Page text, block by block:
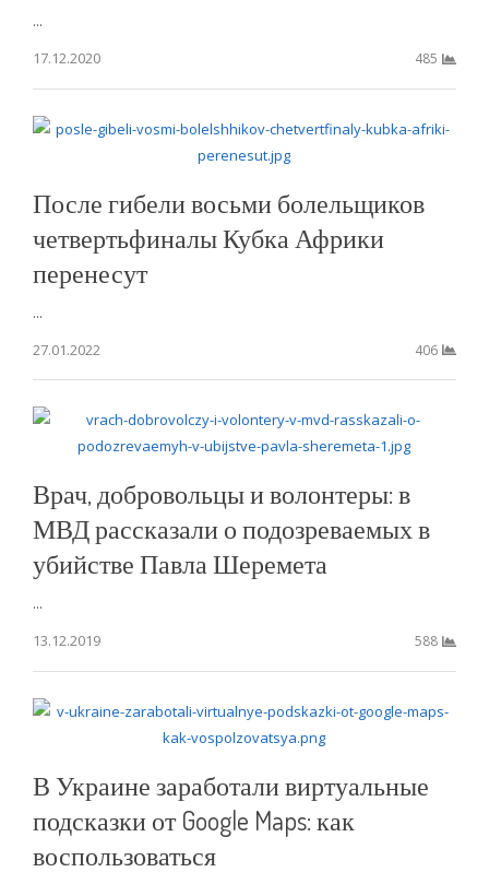
...
17.12.2020
485
После гибели восьми болельщиков
четвертьфиналы Кубка Африки
перенесут
...
27.01.2022
406
Врач, добровольцы и волонтеры: в
МВД рассказали о подозреваемых в
убийстве Павла Шеремета
...
13.12.2019
588
В Украине заработали виртуальные
подсказки от Google Maps: как
воспользоваться